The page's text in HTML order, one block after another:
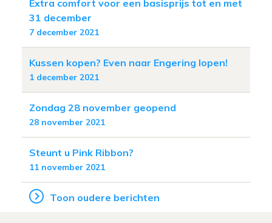
Extra comfort voor een basisprijs tot en met
31 december
7 december 2021
Kussen kopen? Even naar Engering lopen!
1 december 2021
Zondag 28 november geopend
28 november 2021
Steunt u Pink Ribbon?
11 november 2021
Toon oudere berichten